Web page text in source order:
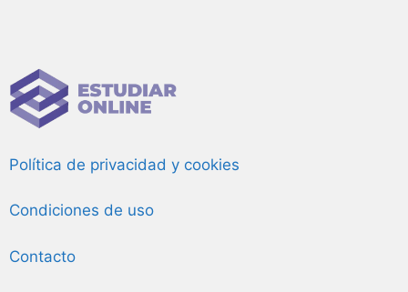
Política de privacidad y cookies
Condiciones de uso
Contacto